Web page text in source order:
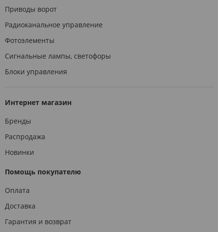
Приводы ворот
Радиоканальное управление
Фотоэлементы
Сигнальные лампы, светофоры
Блоки управления
Интернет магазин
Бренды
Распродажа
Новинки
Помощь покупателю
Оплата
Доставка
Гарантия и возврат